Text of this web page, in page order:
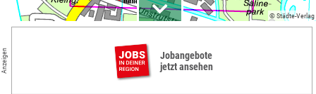
© Städte-Verlag
Anzeigen
Jobangebote
jetzt ansehen